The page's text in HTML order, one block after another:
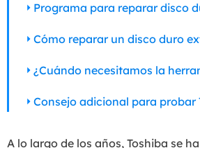
Programa para reparar disco
Cómo reparar un disco duro
¿Cuándo necesitamos la
Consejo adicional para
A lo largo de los años, Toshiba se